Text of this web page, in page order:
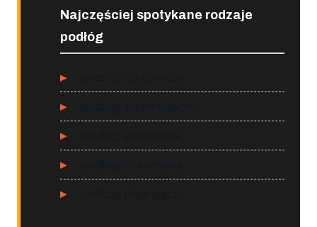
Najczęściej spotykane rodzaje
podłóg